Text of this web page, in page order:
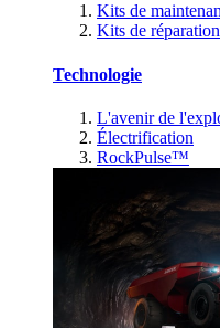
Kits de
Kits de réparation
Technologie
L'avenir de
Électrification
RockPulse™